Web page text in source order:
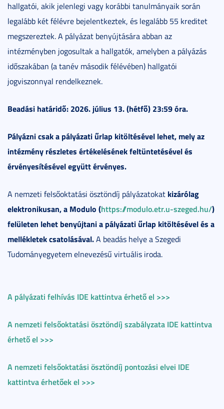
hallgatói, akik jelenlegi vagy korábbi tanulmányaik során
legalább két félévre bejelentkeztek, és legalább 55 kreditet
megszereztek. A pályázat benyújtására abban az
intézményben jogosultak a hallgatók, amelyben a pályázás
időszakában (a tanév második félévében) hallgatói
jogviszonnyal rendelkeznek.
Beadási határidő: 2026. július 13. (hétfő) 23:59 óra.
Pályázni csak a pályázati űrlap kitöltésével lehet, mely az
intézmény részletes értékelésének feltüntetésével és
érvényesítésével együtt érvényes.
A nemzeti felsőoktatási ösztöndíj pályázatokat kizárólag
elektronikusan, a Modulo (https://modulo.etr.u-szeged.hu/)
felületen lehet benyújtani a pályázati űrlap kitöltésével és a
mellékletek csatolásával.A beadás helye a Szegedi
Tudományegyetem elnevezésű virtuális iroda.
A pályázati felhívás IDE kattintva érhető el >>>
A nemzeti felsőoktatási ösztöndíj szabályzata IDE kattintva
érhető el >>>
A nemzeti felsőoktatási ösztöndíj pontozási elvei IDE
kattintva érhetőek el >>>